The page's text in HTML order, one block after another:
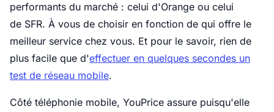
performants du marché : celui d'Orange ou celui
de SFR. À vous de choisir en fonction de qui offre le
meilleur service chez vous. Et pour le savoir, rien de
plus facile que d'effectuer en quelques secondes un
test de réseau mobile.
Côté téléphonie mobile, YouPrice assure puisqu'elle